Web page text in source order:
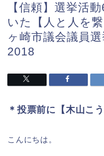
【信頼】選挙活
いた【人と人を
ヶ崎市議会議員
2018
＊投票前に【木山こ
こんにちは。